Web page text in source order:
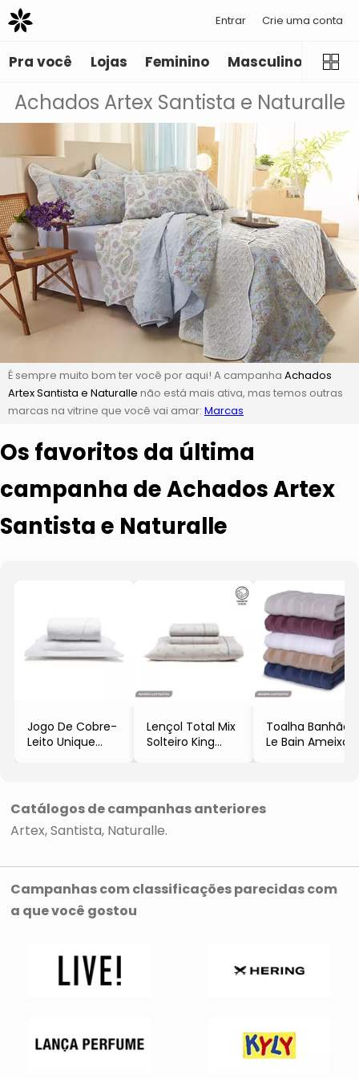
Entrar Crie uma conta
Pra você Lojas Feminino Masculino
Achados Artex Santista e Naturalle
É sempre muito bom ter você por aqui! A campanha Achados
Artex Santista e Naturalle não está mais ativa, mas temos outras
marcas na vitrine que você vai amar: Marcas
Os favoritos da última
campanha de Achados Artex
Santista e Naturalle
Jogo De Cobre-
Leito Unique
- 150 Fios
- Santista
Lençol Total Mix
Solteiro King
- Artex
Toalha Banhão
Le Bain Ameixa
Catálogos de campanhas anteriores
Artex Santista Naturalle
Campanhas com classificações parecidas com
a que você gostou